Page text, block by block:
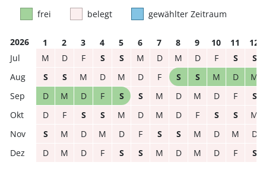
frei belegt gewählter Zeitraum
2026 1 2 3 4 5 6 7 8 9 10 11
12
M
D F S S M D M D F S
S
S
S M D M D F S S M D
M
D
M D F S S M D M D F
S
D
F S S M D M D F S S
M
S
M D M D F S S M D M
D
D
M D F S S M D M D F S